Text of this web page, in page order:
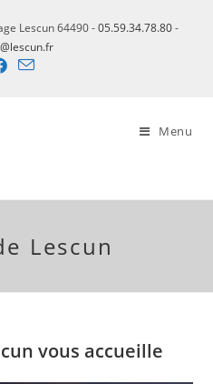
Lescun 64490 -05.59.34.78.80-
Menu
Lescun
vous accueille